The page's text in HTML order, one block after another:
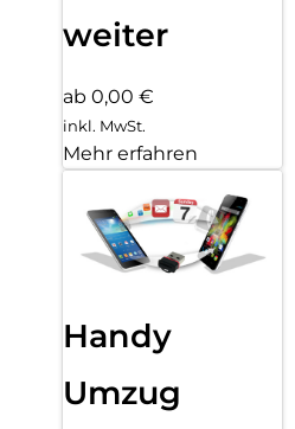
weiter
ab 0,00 €
inkl. MwSt.
Mehr erfahren
Handy
Umzug